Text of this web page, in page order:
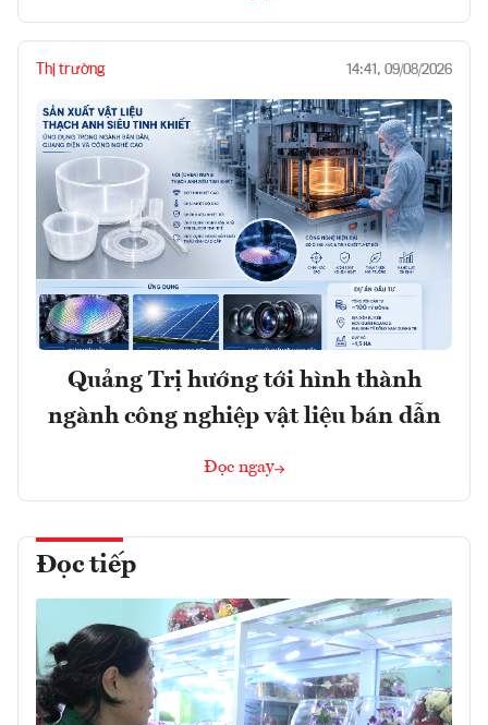
Thị trường 14:41, 09/08/2026
Quảng Trị hướng tới hình thành
ngành công nghiệp vật liệu bán dẫn
Đọc ngay
Đọc tiếp